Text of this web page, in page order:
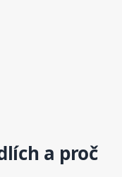
a proč